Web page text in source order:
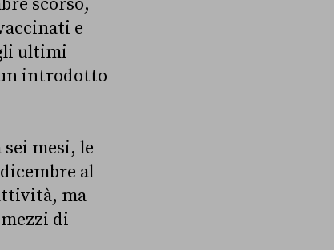
scorso,
e
ultimi
introdotto
mesi, le
al
ma
di